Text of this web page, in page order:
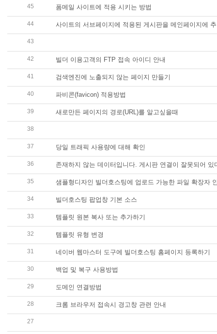
45 폼메일 사이트에 적용 시키는 방법
44 사이트의 서브페이지에 적용된 게시판을 메인페이지에
43
42 빌더 이용고객의 FTP 접속 아이디 안내
41 검색엔진에 노출되지 않는 페이지 만들기
40 파비콘(favicon) 적용방법
39 새로만든 페이지의 경로(URL)를 알고싶을때
38
37 당일 트래픽 사용량에 대해 확인
36 존재하지 않는 데이터입니다. 게시판 연결이 잘못되어 있
35 샘플형디자인 빌더호스팅에 업로드 가능한 파일 확장자
34 빌더호스팅 팝업창 기본 소스
33 템플릿 원본 복사 또는 추가하기
32 템플릿 유형 변경
31 네이버 웹마스터 도구에 빌더호스팅 홈페이지 등록하기
30 백업 및 복구 사용방법
29 도메인 연결방법
28 크롬 브라우저 접속시 경고창 관련 안내
27